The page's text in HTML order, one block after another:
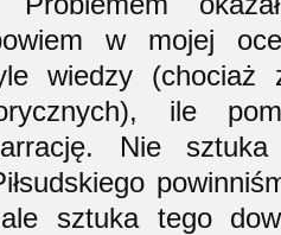
w mojej
wiedzy (chociaż
ile
Nie sztuka
sztuka tego